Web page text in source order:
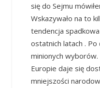
się do Sejmu
Wskazywało na to
tendencja
ostatnich latach .
minionych
Europie daje się
mniejszości